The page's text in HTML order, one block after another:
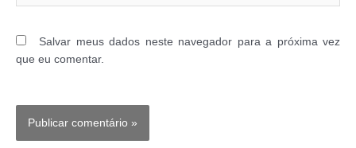
Salvar meus dados neste navegador para a próxima vez
que eu comentar.